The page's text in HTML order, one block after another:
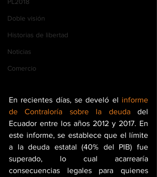
Doble visión
Historias de libertad
Noticias
Comercio
En recientes días, se develó el informe
de Contraloría sobre la deuda del
Ecuador entre los años 2012 y 2017. En
este informe, se establece que el límite
a la deuda estatal (40% del PIB) fue
superado, lo cual acarrearía
consecuencias legales para quienes